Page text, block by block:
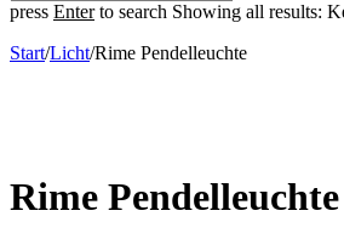
press Enterto search Showing all results:
Start/Licht/Rime Pendelleuchte
Rime Pendelleuchte